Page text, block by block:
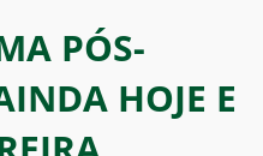
PÓS-
HOJE E